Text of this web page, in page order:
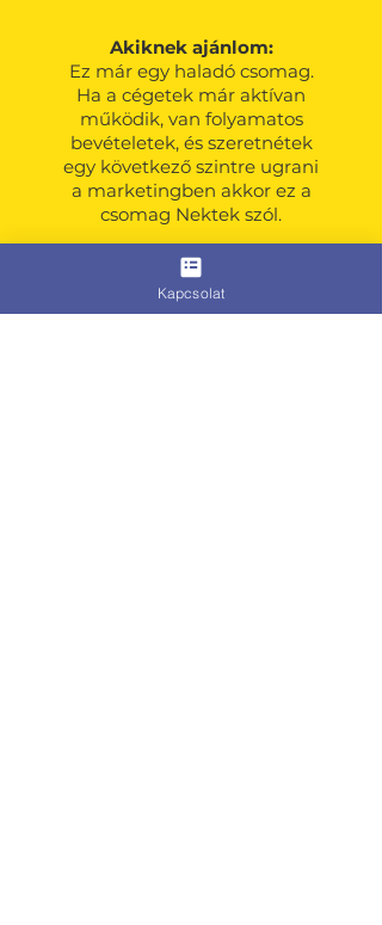
Akiknek ajánlom:
Ez már egy haladó csomag.
Ha a cégetek már aktívan
működik, van folyamatos
bevételetek, és szeretnétek
egy következő szintre ugrani
a marketingben akkor ez a
csomag Nektek szól.
Ár:
Kapcsolat